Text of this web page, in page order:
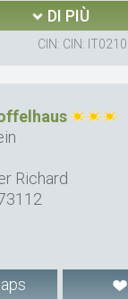
DI PIÙ
CIN: CIN:
Richard